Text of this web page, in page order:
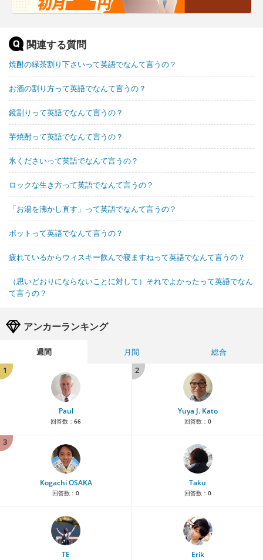
関連する質問
焼酎の緑茶割り下さいって英語でなんて言うの？
お酒の割り方って英語でなんて言うの？
鏡割りって英語でなんて言うの？
芋焼酎って英語でなんて言うの？
氷くださいって英語でなんて言うの？
ロックな生き方って英語でなんて言うの？
「お湯を沸かし直す」って英語でなんて言うの？
ポットって英語でなんて言うの？
疲れているからウィスキー飲んで寝ますねって英語でなんて言うの？
（思いどおりにならないことに対して）それでよかったって英語でなん
て言うの？
アンカーランキング
週間 月間
総合
1
Paul
回答数： 66
2
Yuya J. Kato
回答数： 0
3
Kogachi OSAKA
回答数： 0
Taku
回答数： 0
TE Erik